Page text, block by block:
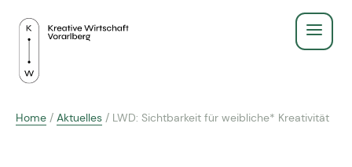
Service
Recht & Gesetz
Home / Aktuelles / LWD: Sichtbarkeit für weibliche* Kreativität